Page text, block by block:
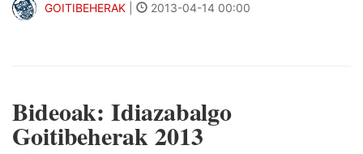
GOITIBEHERAK 2013-04-14 00:00
Bideoak: Idiazabalgo
Goitibeherak 2013